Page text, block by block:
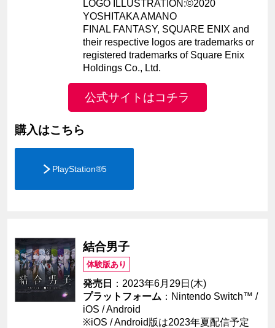
LOGO ILLUSTRATION:©2020
YOSHITAKA AMANO
FINAL FANTASY, SQUARE ENIX and
their respective logos are trademarks or
registered trademarks of Square Enix
Holdings Co., Ltd.
公式サイトはコチラ
購入はこちら
PlayStation®5
結合男子
体験版あり
発売日
：2023年6月29日(木)
プラットフォーム ：Nintendo Switch™ /
iOS / Android
※iOS / Android版は2023年夏配信予定